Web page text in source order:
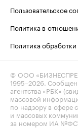
Пользовательское
Политика в
Политика
© ООО
1995–2026.
агентства «РБК»
массовой
по надзору в сфере
и массовых
за номером ИА